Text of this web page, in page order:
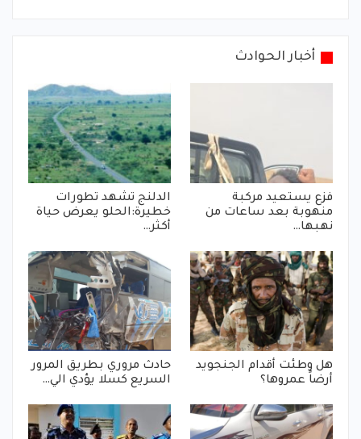
أخبار الحوادث
فزع يستعيد مركبة
منهوبة بعد ساعات من
نهبها…
الدلنج تشهد تطورات
خطيرة:الحلو يعرض حياة
أكثر…
هل وطئت أقدام الجنجويد
أرضاً عمروها؟
حادث مروري بطريق المرور
السريع كسلا يؤدي الي…